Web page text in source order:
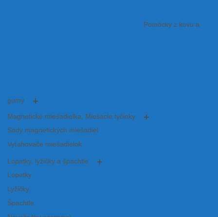
Pomôcky z kovu a
gumy
Magnetické miešadielka, Miešacie tyčinky
Sady magnetických miešadiel
Vyťahovače miešadielok
Lopatky, lyžičky a špachtle
Lopatky
Lyžičky
Špachtle